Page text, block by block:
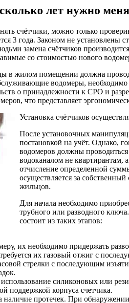
лет нужно
счётчики, можно только
3 года. Законом не
замена счётчиков
со стоимостью нового
в жилом помещении должна
водомеры,
о принадлежности к СРО и
что представляет
Установка счётчиков
После установочных
постановкой на учёт. Однако,
водомеров должны
водоканалом не квартирантам,
отчисление определенной
осуществляется за
жильцов.
Для начала необходимо
трубного или разводного
состоит из таких этапов:
их необходимо придержать
их газовый отжиг с
стрелки с последующим
силиконовых или
поддержкой корпуса счетчика.
протечек. При